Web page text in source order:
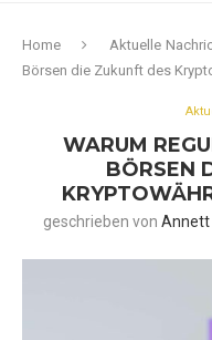
Home Aktuelle
Börsen die Zukunft des
WARUM
BÖRSEN
geschrieben von Annett